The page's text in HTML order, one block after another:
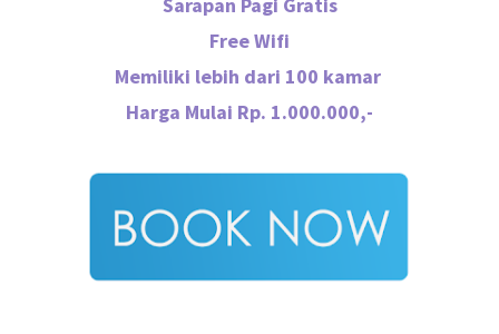
Free Wifi
Memiliki lebih dari 100 kamar
Harga Mulai Rp. 1.000.000,-